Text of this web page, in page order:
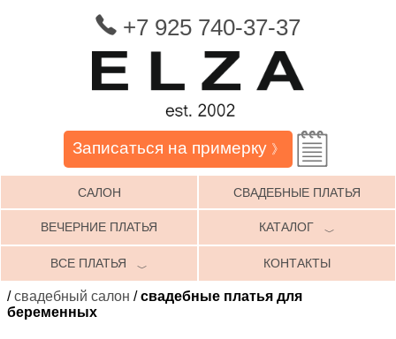
+7 925 740-37-37
Записаться на примерку 》
САЛОН СВАДЕБНЫЕ ПЛАТЬЯ
ВЕЧЕРНИЕ ПЛАТЬЯ КАТАЛОГ ﹀
ВСЕ ПЛАТЬЯ ﹀ КОНТАКТЫ
/свадебный салон /свадебные платья для
беременных